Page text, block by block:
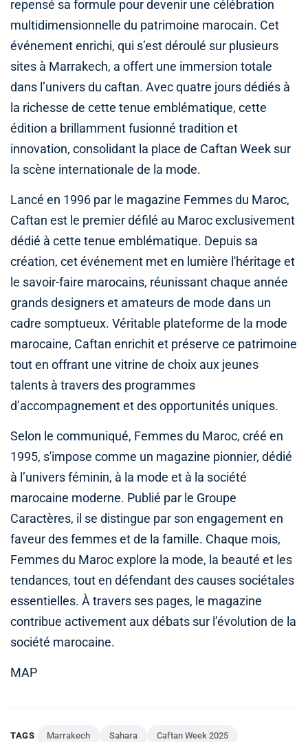
repensé sa formule pour devenir une célébration
multidimensionnelle du patrimoine marocain. Cet
événement enrichi, qui s’est déroulé sur plusieurs
sites à Marrakech, a offert une immersion totale
dans l’univers du caftan. Avec quatre jours dédiés à
la richesse de cette tenue emblématique, cette
édition a brillamment fusionné tradition et
innovation, consolidant la place de Caftan Week sur
la scène internationale de la mode.
Lancé en 1996 par le magazine Femmes du Maroc,
Caftan est le premier défilé au Maroc exclusivement
dédié à cette tenue emblématique. Depuis sa
création, cet événement met en lumière l'héritage et
le savoir-faire marocains, réunissant chaque année
grands designers et amateurs de mode dans un
cadre somptueux. Véritable plateforme de la mode
marocaine, Caftan enrichit et préserve ce patrimoine
tout en offrant une vitrine de choix aux jeunes
talents à travers des programmes
d’accompagnement et des opportunités uniques.
Selon le communiqué, Femmes du Maroc, créé en
1995, s'impose comme un magazine pionnier, dédié
à l’univers féminin, à la mode et à la société
marocaine moderne. Publié par le Groupe
Caractères, il se distingue par son engagement en
faveur des femmes et de la famille. Chaque mois,
Femmes du Maroc explore la mode, la beauté et les
tendances, tout en défendant des causes sociétales
essentielles. À travers ses pages, le magazine
contribue activement aux débats sur l’évolution de la
société marocaine.
MAP
TAGS Marrakech Sahara Caftan Week 2025